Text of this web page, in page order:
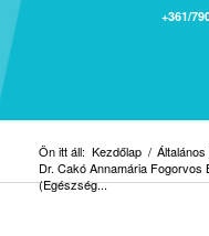
+361/
Ön itt áll: Kezdőlap /
Dr. Cakó Annamária Fogorvos
(Egészség...